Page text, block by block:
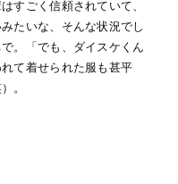
すごく信頼されていて、
たいな、そんな状況でし
。「でも、ダイスケくん
て着せられた服も甚平
。